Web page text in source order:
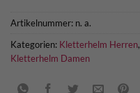
Artikelnummer: n. a.
Kategorien: Kletterhelm Herren,
Kletterhelm Damen